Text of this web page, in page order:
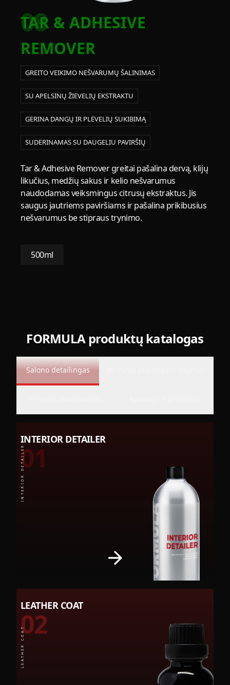
08
TAR & ADHESIVE
REMOVER
GREITO VEIKIMO NEŠVARUMŲ ŠALINIMAS
SU APELSINŲ ŽIEVELIŲ EKSTRAKTU
GERINA DANGŲ IR PLĖVELIŲ SUKIBIMĄ
SUDERINAMAS SU DAUGELIU PAVIRŠIŲ
Tar & Adhesive Remover greitai pašalina dervą, klijų
likučius, medžių sakus ir kelio nešvarumus
naudodamas veiksmingus citrusų ekstraktus. Jis
saugus jautriems paviršiams ir pašalina prikibusius
nešvarumus be stipraus trynimo.
500ml
FORMULA produktų katalogas
Salono detailingas
INTERIOR DETAILER
01
INTERIOR DETAILER
LEATHER COAT
02
LEATHER COAT